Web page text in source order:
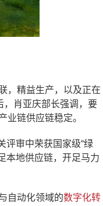
，精益生产，以及正在
，肖亚庆部长强调，要
业链供应链稳定。
评审中荣获国家级“绿
本地供应链，开足马力
自动化领域的数字化转